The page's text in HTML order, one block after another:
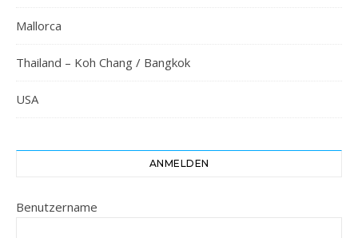
Mallorca
Thailand – Koh Chang / Bangkok
USA
ANMELDEN
Benutzername